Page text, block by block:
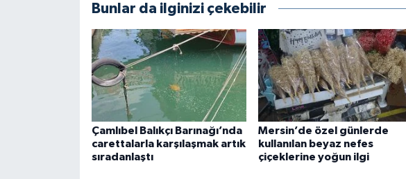
Bunlar da ilginizi çekebilir
Çamlıbel Balıkçı Barınağı’nda
carettalarla karşılaşmak artık
sıradanlaştı
Mersin’de özel günlerde
kullanılan beyaz nefes
çiçeklerine yoğun ilgi